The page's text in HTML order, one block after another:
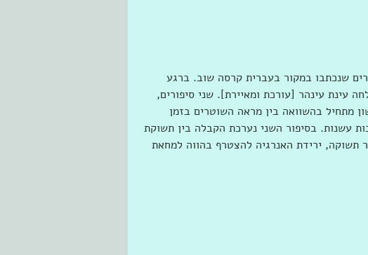
שנכתבו במקור בעברית קרסה שוב. ברגע
עינת עינהר [עורכת ומאיירת]. שני סיפורים,
מתחיל בהשוואה בין מראה השוטרים בזמן
עשנות. בסיפור השני נערכת הקבלה בין תשוקת
תשוקה, ירידת האנרגיה להצטרף בהווה למחאת